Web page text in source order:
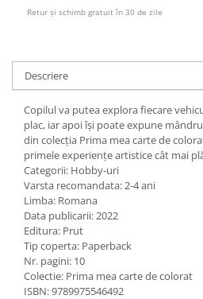
Penare
Penare tip etui
Acuarele și pensule școlare
Acuarele școlare și Tempera
Pensule școlare
Pahare și palete pictură
Cărți
Cărți pentru copii
Cărți de colorat
Cărți ilustrate și interactive
Povești și ficțiune pentru copii
Enciclopedii și atlase pentru copii
Retur și schimb gratuit în 30 de zile
Descriere
Copilul va putea explora fiecare
plac, iar apoi își poate expune
din colecția Prima mea carte de
primele experiențe artistice cât mai
Categorii: Hobby-uri
Varsta recomandata: 2-4 ani
Limba: Romana
Data publicarii: 2022
Editura: Prut
Tip coperta: Paperback
Nr. pagini: 10
Colectie: Prima mea carte de colorat
ISBN: 9789975546492